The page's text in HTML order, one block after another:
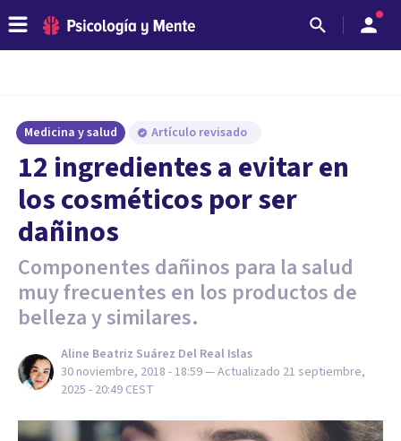
Medicina y salud Artículo revisado
12 ingredientes a evitar en
los cosméticos por ser
dañinos
Componentes dañinos para la salud
muy frecuentes en los productos de
belleza y similares.
Aline Beatriz Suárez Del Real Islas
30 noviembre, 2018 - 18:59— Actualizado 21 septiembre,
2025 - 20:49 CEST